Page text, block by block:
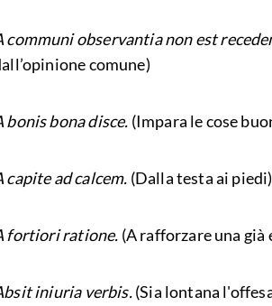
communi observantia non est
comune)
bonis bona disce. (Impara le cose
capite ad calcem. (Dalla testa ai piedi)
fortiori ratione. (A rafforzare una già
iniuria verbis.(Sia lontana